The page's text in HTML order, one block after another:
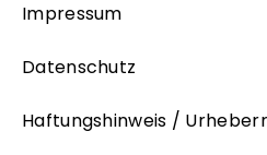
Impressum
Datenschutz
Haftungshinweis /